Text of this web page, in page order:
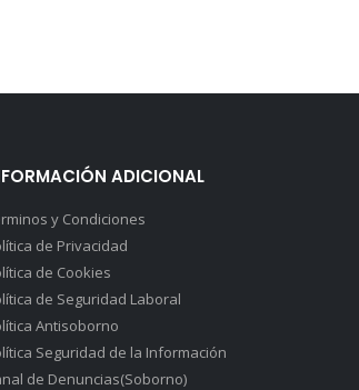
ADICIONAL
y Condiciones
de Privacidad
de Cookies
de Seguridad Laboral
Antisoborno
Seguridad de la Información
de Denuncias(Soborno)